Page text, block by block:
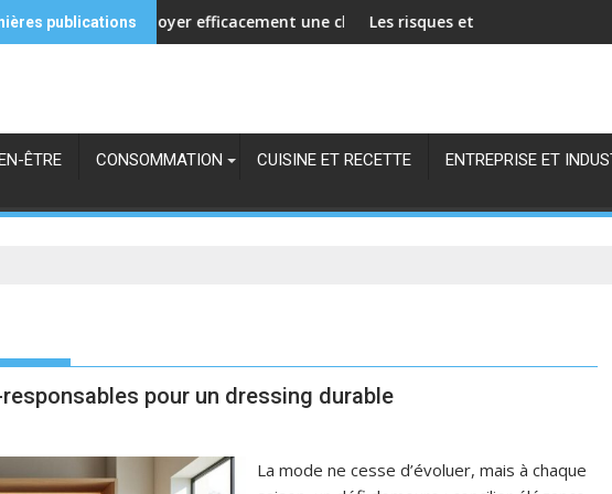
publications
gamme et responsables Hircus
nettoyer efficacement une chamoisine de cirage pour prolonger sa
Les risques et arnaques du
ÊTRE CONSOMMATION CUISINE ET RECETTE ENTREPRISE ET
pour un dressing durable
La mode ne cesse d’évoluer, mais à chaque